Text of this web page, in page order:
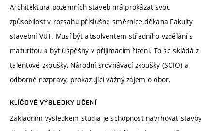
Architektura pozemních staveb má prokázat svou
způsobilost v rozsahu příslušné směrnice děkana Fakulty
stavební VUT. Musí být absolventem středního vzdělání s
maturitou a být úspěšný v přijímacím řízení. To se skládá z
talentové zkoušky, Národní srovnávací zkoušky (SCIO) a
odborné rozpravy, prokazující vážný zájem o obor.
KLÍČOVÉ VÝSLEDKY UČENÍ
Základním výsledkem studia je schopnost navrhovat stavby